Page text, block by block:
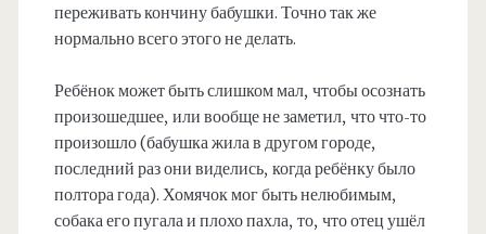
переживать кончину бабушки. Точно так же
нормально всего этого не делать.
Ребёнок может быть слишком мал, чтобы осознать
произошедшее, или вообще не заметил, что что-то
произошло (бабушка жила в другом городе,
последний раз они виделись, когда ребёнку было
полтора года). Хомячок мог быть нелюбимым,
собака его пугала и плохо пахла, то, что отец ушёл